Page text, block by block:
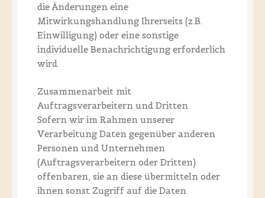
die Änderungen eine
Mitwirkungshandlung Ihrerseits (z.B.
Einwilligung) oder eine sonstige
individuelle Benachrichtigung erforderlich
wird.
Zusammenarbeit mit
Auftragsverarbeitern und Dritten
Sofern wir im Rahmen unserer
Verarbeitung Daten gegenüber anderen
Personen und Unternehmen
(Auftragsverarbeitern oder Dritten)
offenbaren, sie an diese übermitteln oder
ihnen sonst Zugriff auf die Daten